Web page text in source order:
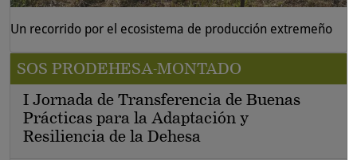
Un recorrido por el ecosistema de producción extremeño
SOS PRODEHESA-MONTADO
I Jornada de Transferencia de Buenas
Prácticas para la Adaptación y
Resiliencia de la Dehesa